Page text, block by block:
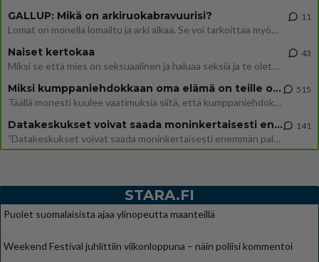
GALLUP: Mikä on arkiruokabravuurisi?
Lomat on monella lomailtu ja arki alkaa. Se voi tarkoittaa myös sitä, että grillailut on grillattu ja palataan arjen ruo
11
Naiset kertokaa
Miksi se että mies on seksuaalinen ja haluaa seksiä ja te olette hänen mielestänne haluttava on vastenmielistä? Mikä sii
43
Miksi kumppaniehdokkaan oma elämä on teille ongelma?
Täällä monesti kuulee vaatimuksia siitä, että kumppaniehdokkaalla ei saisi olla lemmikkejä, lapsia, kavereita, eksiä, su
515
Datakeskukset voivat saada moninkertaisesti enemmän palautuksia kuin mitä ne maksavat veroja
”Datakeskukset voivat saada moninkertaisesti enemmän palautuksia kuin mitä ne maksavat veroja”, sanoo professori Jussi K
141
STARA.FI
Puolet suomalaisista ajaa ylinopeutta maanteillä
Weekend Festival juhlittiin viikonloppuna – näin poliisi kommentoi